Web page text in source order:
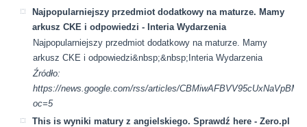
Najpopularniejszy przedmiot dodatkowy na maturze. Mamy
arkusz CKE i odpowiedzi - Interia Wydarzenia
Najpopularniejszy przedmiot dodatkowy na maturze. Mamy
arkusz CKE i odpowiedzi&nbsp;&nbsp;Interia Wydarzenia
Źródło:
https://news.google.com/rss/articles/
oc=5
This is wyniki matury z angielskiego. Sprawdź here - Zero.pl